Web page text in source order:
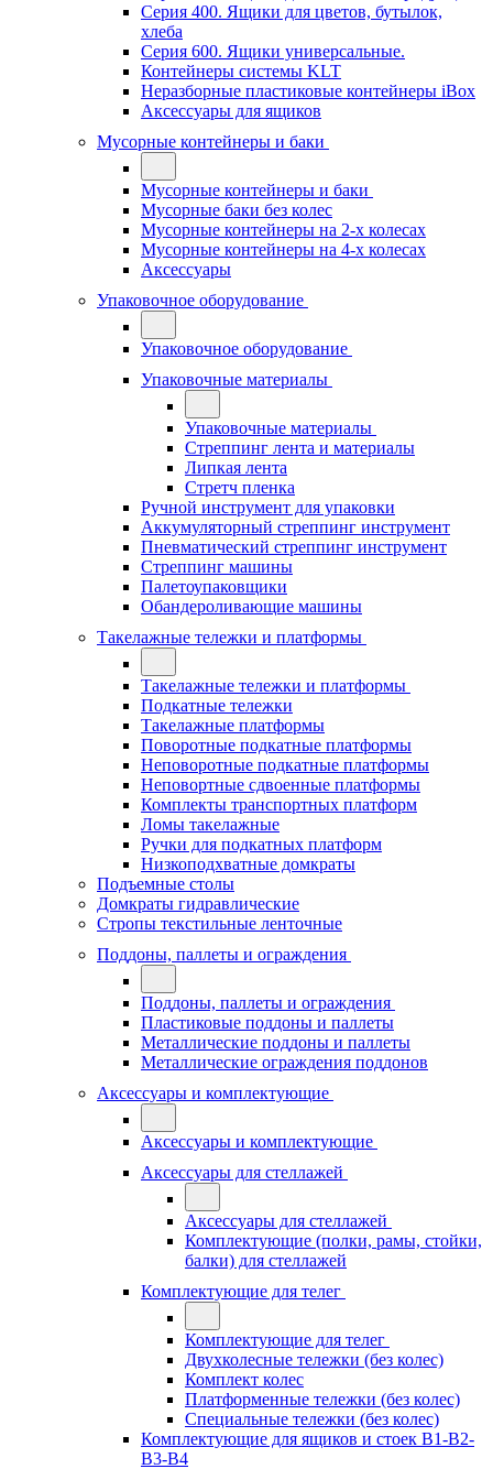
Серия 400. Ящики для цветов, бутылок,
хлеба
Серия 600. Ящики универсальные.
Контейнеры системы KLT
Неразборные пластиковые контейнеры iBox
Аксессуары для ящиков
Мусорные контейнеры и баки
Мусорные контейнеры и баки
Мусорные баки без колес
Мусорные контейнеры на 2-х колесах
Мусорные контейнеры на 4-х колесах
Аксессуары
Упаковочное оборудование
Упаковочное оборудование
Упаковочные материалы
Упаковочные материалы
Стреппинг лента и материалы
Липкая лента
Стретч пленка
Ручной инструмент для упаковки
Аккумуляторный стреппинг инструмент
Пневматический стреппинг инструмент
Стреппинг машины
Палетоупаковщики
Обандероливающие машины
Такелажные тележки и платформы
Такелажные тележки и платформы
Подкатные тележки
Такелажные платформы
Поворотные подкатные платформы
Неповоротные подкатные платформы
Неповортные сдвоенные платформы
Комплекты транспортных платформ
Ломы такелажные
Ручки для подкатных платформ
Низкоподхватные домкраты
Подъемные столы
Домкраты гидравлические
Стропы текстильные ленточные
Поддоны, паллеты и ограждения
Поддоны, паллеты и ограждения
Пластиковые поддоны и паллеты
Металлические поддоны и паллеты
Металлические ограждения поддонов
Аксессуары и комплектующие
Аксессуары и комплектующие
Аксессуары для стеллажей
Аксессуары для стеллажей
Комплектующие (полки, рамы, стойки,
балки) для стеллажей
Комплектующие для телег
Комплектующие для телег
Двухколесные тележки (без колес)
Комплект колес
Платформенные тележки (без колес)
Специальные тележки (без колес)
Комплектующие для ящиков и стоек В1-В2-
В3-В4